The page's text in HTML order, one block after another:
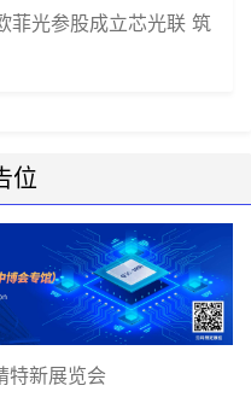
菲光参股成立芯光联 筑
位
特新展览会